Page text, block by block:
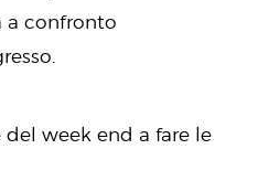
a confronto
del week end a fare le